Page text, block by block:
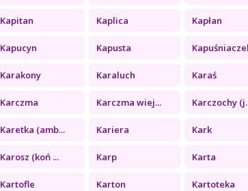
Kapitan Kaplica Kapłan
Kapucyn Kapusta
Karakony Karaluch Karaś
Karczma Karczma wiej... Karczochy
Karetka (amb... Kariera Kark
Karosz (koń ... Karp Karta
Kartofle Karton Kartoteka